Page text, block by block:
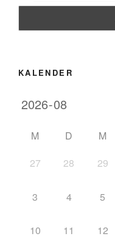
KALENDER
M D M
27
28 29
3 4 5
10 11 12